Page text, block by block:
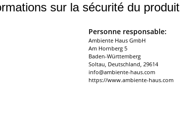
sur la sécurité du produit
Personne responsable:
Ambiente Haus GmbH
Am Hornberg 5
Baden-Württemberg
Soltau, Deutschland, 29614
info@ambiente-haus.com
https://www.ambiente-haus.com